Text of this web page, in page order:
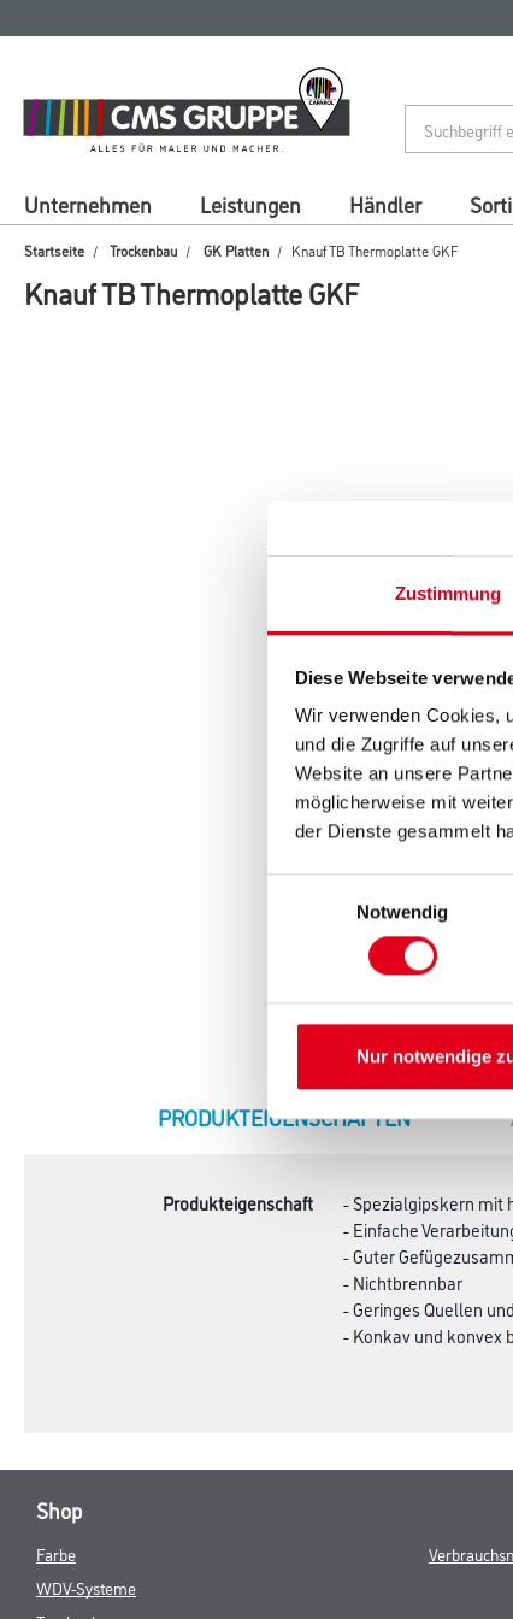
Zustimmung
Diese Webseite
Wir verwenden Cookies,
und die Zugriffe auf
Website an unsere
möglicherweise mit
der Dienste gesammelt
Notwendig
Nur notwendige
springen
springen
Unternehmen Leistungen Händler
Startseite Trockenbau GK Platten Knauf TB Thermoplatte GKF
Knauf TB Thermoplatte GKF
CURRENT
PRODUKTEIGENSCHAFTEN
Produkteigenschaft
- Spezialgipskern mit
- Einfache
- Guter
- Nichtbrennbar
- Geringes Quellen
- Konkav und konvex
Shop
Farbe
WDV-Systeme